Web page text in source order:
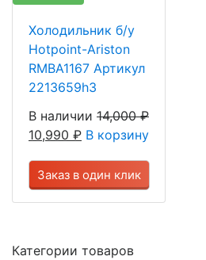
Холодильник б/у
Hotpoint-Ariston
RMBA1167 Артикул
2213659h3
В наличии 14,000₽
10,990 ₽ В корзину
Заказ в один клик
Категории товаров